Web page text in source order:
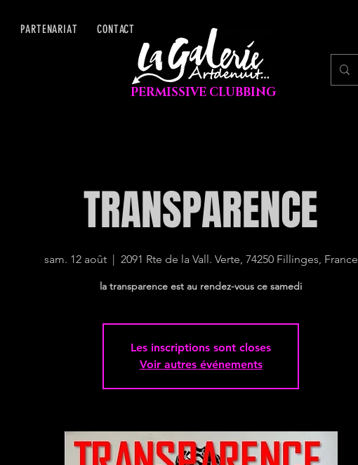
PARTENARIAT CONTACT
PERMISSIVE CLUBBING
TRANSPARENCE
sam. 12 août
  |
2091 Rte de la Vall. Verte, 74250 Fillinges, France
la transparence est au rendez-vous ce samedi
Les inscriptions sont closes
Voir autres événements